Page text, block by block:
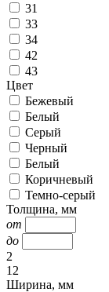
31
33
34
42
43
Цвет
Бежевый
Белый
Серый
Черный
Белый
Коричневый
Темно-серый
Толщина, мм
от
до
2
12
Ширина, мм